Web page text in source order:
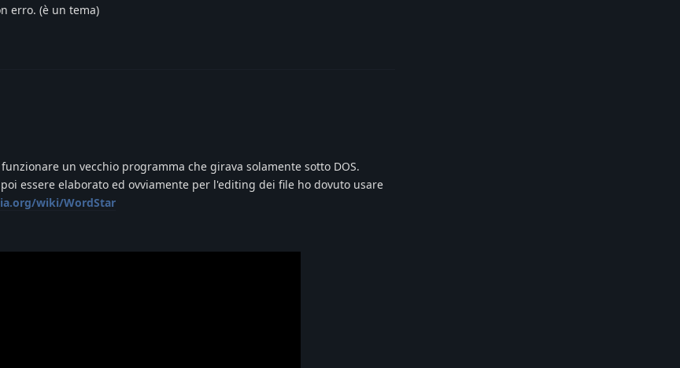
erro. (è un tema)
un vecchio programma che girava solamente sotto DOS.
essere elaborato ed ovviamente per l'editing dei file ho dovuto usare
wiki/WordStar